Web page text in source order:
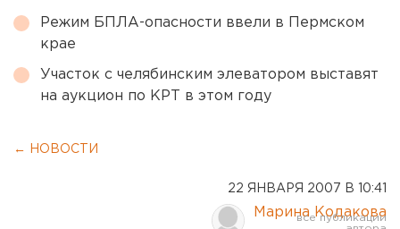
Режим БПЛА-опасности ввели в Пермском
крае
Участок с челябинским элеватором выставят
на аукцион по КРТ в этом году
← НОВОСТИ
22 ЯНВАРЯ 2007 В 10:41
Марина Кодакова